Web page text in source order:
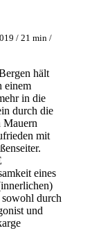
/ 21 min /
hält
einem
in die
durch die
Mauern
mit
eines
durch
und